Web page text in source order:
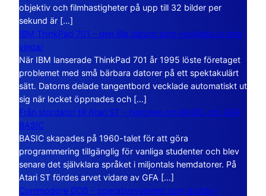
objektiv och filmhastigheter på upp till 32 bilder per
sekund är […]
IBM ThinkPad 701 – den lilla datorn som vecklade ut sina
vingar
När IBM lanserade ThinkPad 701 år 1995 löste företaget
problemet med små bärbara datorer på ett spektakulärt
sätt. Datorns delade tangentbord vecklade automatiskt ut
sig när locket öppnades och […]
Från stordator till Atari ST – historien om BASIC och GFA
BASIC
BASIC skapades på 1960-talet för att göra
programmering tillgänglig för vanliga studenter och blev
senare det självklara språket i miljontals hemdatorer. På
Atari ST fördes arvet vidare av GFA […]
Commodore DOS – operativsystemet som bodde i